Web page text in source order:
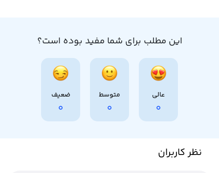
این مطلب برای شما مفید بوده است؟
عالی
0
متوسط
0
ضعیف
0
نظر کاربران